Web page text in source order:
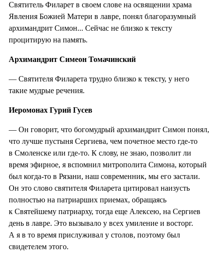
Святитель Филарет в своем слове на освящении храма
Явления Божией Матери в лавре, понял благоразумный
архимандрит Симон... Сейчас не близко к тексту
процитирую на память.
Архимандрит Симеон Томачинский
— Святителя Филарета трудно близко к тексту, у него
такие мудрые речения.
Иеромонах Гурий Гусев
— Он говорит, что богомудрый архимандрит Симон понял,
что лучше пустыня Сергиева, чем почетное место где-то
в Смоленске или где-то. К слову, не знаю, позволит ли
время эфирное, я вспомнил митрополита Симона, который
был когда-то в Рязани, наш современник, мы его застали.
Он это слово святителя Филарета цитировал наизусть
полностью на патриарших приемах, обращаясь
к Святейшему патриарху, тогда еще Алексею, на Сергиев
день в лавре. Это вызывало у всех умиление и восторг.
А я в то время прислуживал у столов, поэтому был
свидетелем этого.